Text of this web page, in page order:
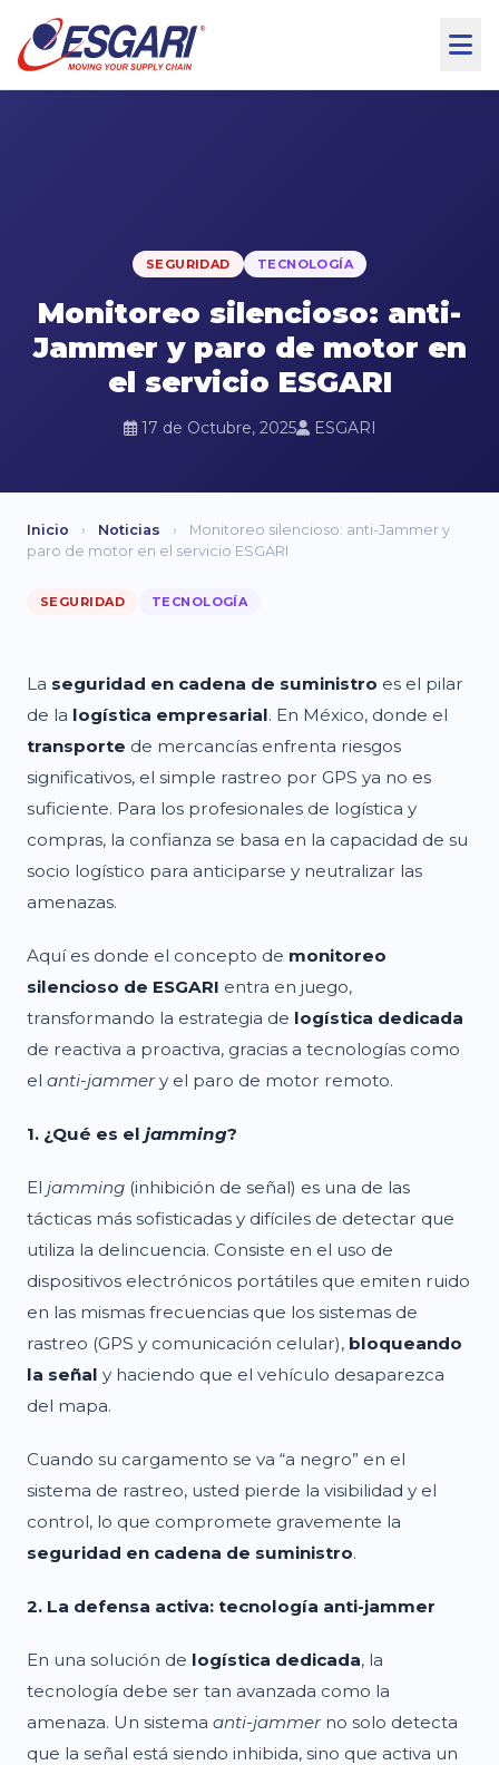
SEGURIDAD TECNOLOGÍA
Monitoreo silencioso: anti-
Jammer y paro de motor en
el servicio ESGARI
17 de Octubre, 2025 ESGARI
Inicio › Noticias ›
Monitoreo silencioso: anti-Jammer y
paro de motor en el servicio ESGARI
SEGURIDAD TECNOLOGÍA
La seguridad en cadena de suministro es el pilar
de la logística empresarial. En México, donde el
transporte de mercancías enfrenta riesgos
significativos, el simple rastreo por GPS ya no es
suficiente. Para los profesionales de logística y
compras, la confianza se basa en la capacidad de su
socio logístico para anticiparse y neutralizar las
amenazas.
Aquí es donde el concepto de monitoreo
silencioso de ESGARI entra en juego,
transformando la estrategia de logística dedicada
de reactiva a proactiva, gracias a tecnologías como
el anti-jammery el paro de motor remoto.
1. ¿Qué es el jamming?
El jamming (inhibición de señal) es una de las
tácticas más sofisticadas y difíciles de detectar que
utiliza la delincuencia. Consiste en el uso de
dispositivos electrónicos portátiles que emiten ruido
en las mismas frecuencias que los sistemas de
rastreo (GPS y comunicación celular), bloqueando
la señal y haciendo que el vehículo desaparezca
del mapa.
Cuando su cargamento se va “a negro” en el
sistema de rastreo, usted pierde la visibilidad y el
control, lo que compromete gravemente la
seguridad en cadena de suministro.
2. La defensa activa: tecnología anti-jammer
En una solución de logística dedicada, la
tecnología debe ser tan avanzada como la
amenaza. Un sistema anti-jammerno solo detecta
que la señal está siendo inhibida, sino que activa un